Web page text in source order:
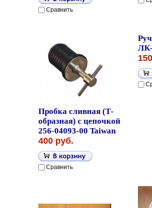
Сравнить
Пробка сливная (Т-
образная) с цепочкой
256-04093-00 Taiwan
400 руб.
Сравнить